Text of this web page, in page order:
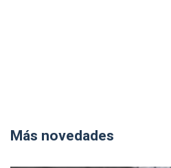
Más novedades